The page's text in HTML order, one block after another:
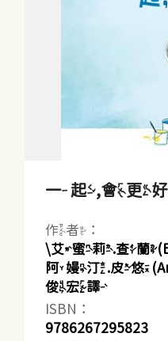
一起,會更
作者：
\艾蜜莉.查蘭
阿嫚汀.皮悠
俊宏譯
ISBN：
9786267295823